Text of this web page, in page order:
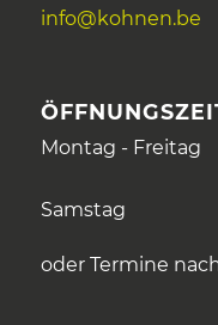
info@kohnen.be
Montag - Freitag
Samstag
oder Termine